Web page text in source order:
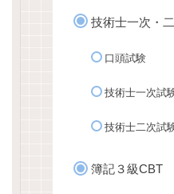
技術士一次・
口頭試験
技術士一次試
技術士二次試
簿記３級CBT